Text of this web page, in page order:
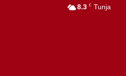
8.3 C Tunja